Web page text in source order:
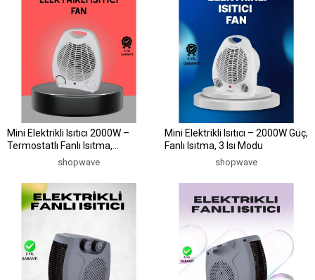
Mini Elektrikli Isıtıcı 2000W –
Termostatlı Fanlı Isıtma,
Taşınabilir Tasarım
shopwave
Mini Elektrikli Isıtıcı – 2000W Güç,
Fanlı Isıtma, 3 Isı Modu
shopwave